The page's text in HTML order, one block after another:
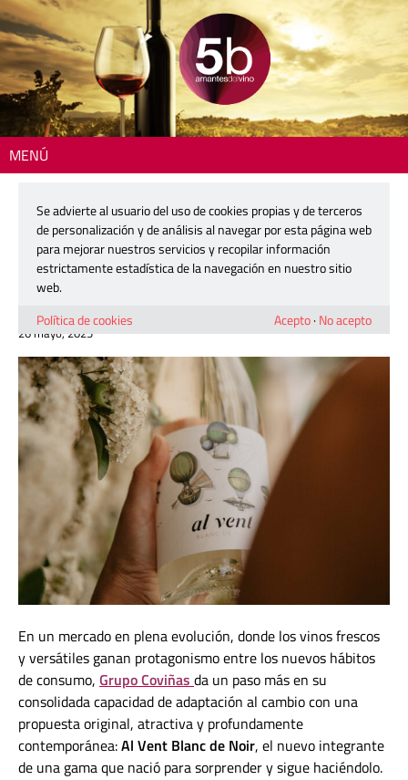
MENÚ
reinventada para el consumidor inquieto
Coviñas presenta Al Vent Blanc de
Noir: la frescura reinventada para el
consumidor inquieto
26 mayo, 2025
En un mercado en plena evolución, donde los vinos frescos
y versátiles ganan protagonismo entre los nuevos hábitos
de consumo, Grupo Coviñas da un paso más en su
consolidada capacidad de adaptación al cambio con una
propuesta original, atractiva y profundamente
contemporánea:Al Vent Blanc de Noir, el nuevo integrante
de una gama que nació para sorprender y sigue haciéndolo.
Se advierte al usuario del uso de cookies propias y de terceros
de personalización y de análisis al navegar por esta página web
para mejorar nuestros servicios y recopilar información
estrictamente estadística de la navegación en nuestro sitio
web.
Política de cookies
Acepto· No acepto